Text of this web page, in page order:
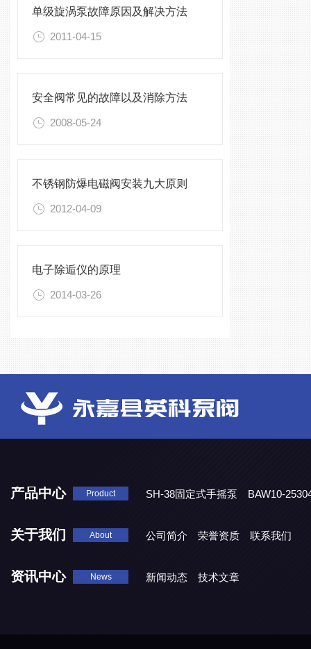
单级旋涡泵故障原因及解决方法
2011-04-15
安全阀常见的故障以及消除方法
2008-05-24
不锈钢防爆电磁阀安装九大原则
2012-04-09
电子除逅仪的原理
2014-03-26
产品中心 Product SH-38固定式手摇泵
BAW10-
关于我们 About 公司简介 荣誉资质 联系我们
资讯中心 News 新闻动态 技术文章